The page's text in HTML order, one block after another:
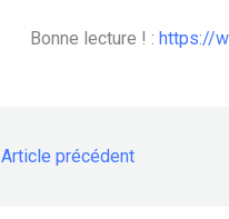
Bonne lecture ! : https://
Article précédent